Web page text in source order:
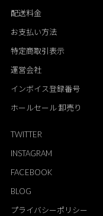
配送料金
お支払い方法
特定商取引表示
運営会社
インボイス登録番号
ホールセール 卸売り
TWITTER
INSTAGRAM
FACEBOOK
BLOG
プライバシーポリシー